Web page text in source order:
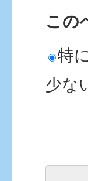
この
特
少な